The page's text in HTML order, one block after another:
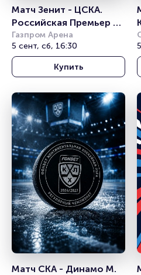
Матч Зенит - ЦСКА.
Российская Премьер
Лига
Газпром Арена
5 сент, сб, 16:30
Купить
Матч СКА - Динамо М.